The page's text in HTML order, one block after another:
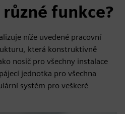
funkce?
níže uvedené pracovní
která konstruktivně
nosič pro všechny instalace
jednotka pro všechna
systém pro veškeré